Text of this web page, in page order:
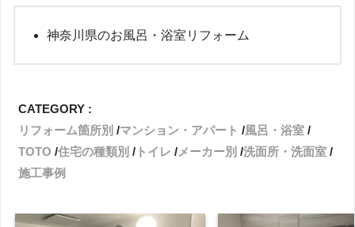
神奈川県のお風呂・浴室リフォーム
CATEGORY :
リフォーム箇所別
マンション・アパート
風呂・浴室
TOTO 住宅の種類別 トイレ メーカー別
洗面所・洗面室
施工事例